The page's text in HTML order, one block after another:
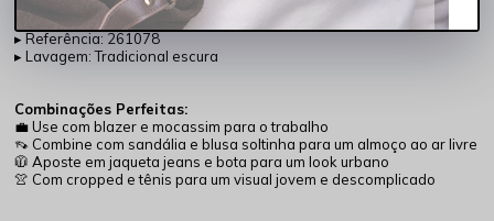
▸ Entrepernas: 69 cm
▸ Referência: 261078
▸ Lavagem: Tradicional escura
Combinações Perfeitas:
💼 Use com blazer e mocassim para o trabalho
👡 Combine com sandália e blusa soltinha para um almoço ao ar livre
🧥 Aposte em jaqueta jeans e bota para um look urbano
👚 Com cropped e tênis para um visual jovem e descomplicado